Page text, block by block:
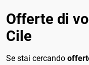
Offerte di
Cile
Se stai cercando